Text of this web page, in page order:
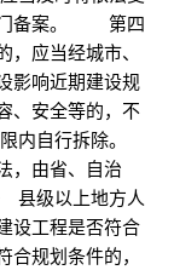
门备案。 第四
应当经城市、
影响近期建设规
、安全等的，不
自行拆除。
由省、自治
级以上地方人
设工程是否符合
规划条件的，